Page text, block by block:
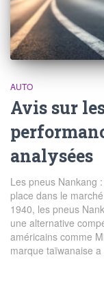
AUTO
Avis sur
analysées
Les pneus Nankang
place dans le
1940, les pneus
une alternative
américains comme
marque taïwanaise